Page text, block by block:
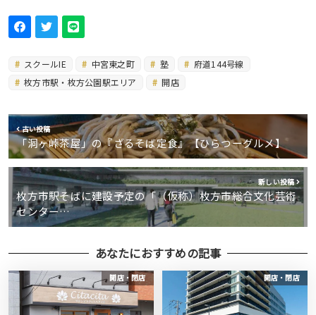
スクールIE 中宮東之町 塾
府道144号線
枚方市駅・枚方公園駅エリア
開店
古い投稿
「洞ヶ峠茶屋」の『ざるそば定食』【ひらつーグルメ】
新しい投稿
枚方市駅そばに建設予定の「（仮称）枚方市総合文化芸術
センター…
あなたにおすすめの記事
開店・閉店 開店・閉店